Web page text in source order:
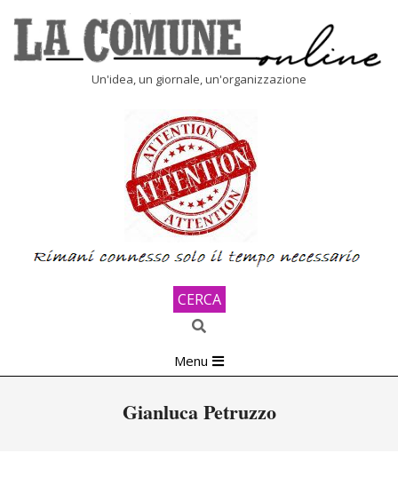
content
Un'idea, un giornale, un'organizzazione
CERCA
Search
Navigation
Menu
Gianluca Petruzzo